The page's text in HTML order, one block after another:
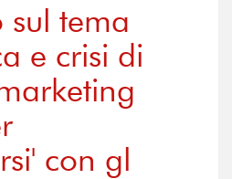
sul tema
e crisi di
con gl